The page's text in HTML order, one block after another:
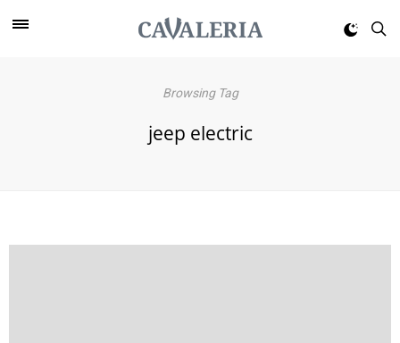
Browsing Tag
jeep electric